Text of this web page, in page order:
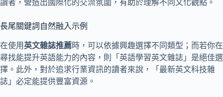
讀者，營造出國際化的交流氛圍，有助於理解不同文化觀點。
長尾關鍵詞自然融入示例
在使用英文雜誌推薦時，可以依據興趣選擇不同類型；而若你在
尋找能提升英語能力的內容，則「英語學習英文雜誌」是絕佳選
擇。此外，對於追求行業資訊的讀者來說，「最新英文科技雜
誌」必定能提供豐富資源。